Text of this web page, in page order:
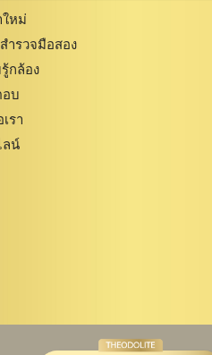
หม่
ำรวจมือสอง
กล้อง
บ
รา
ลน์